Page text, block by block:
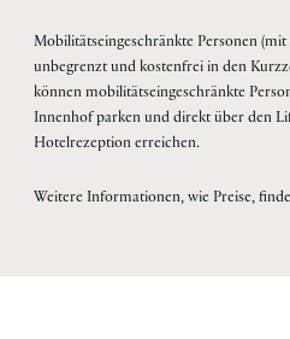
Mobilitätseingeschränkte Personen
unbegrenzt und kostenfrei in den
können mobilitätseingeschränkte
Innenhof parken und direkt über den
Hotelrezeption erreichen.
Weitere Informationen, wie Preise,